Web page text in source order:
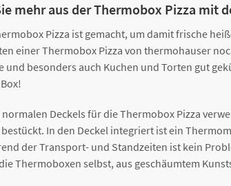
mehr aus der Thermobox Pizza mit
Pizza ist gemacht, um damit frische
einer Thermobox Pizza von thermohauser
und besonders auch Kuchen und Torten gut
Deckels für die Thermobox Pizza
bestückt. In den Deckel integriert ist ein
der Transport- und Standzeiten ist kein
Thermoboxen selbst, aus geschäumtem